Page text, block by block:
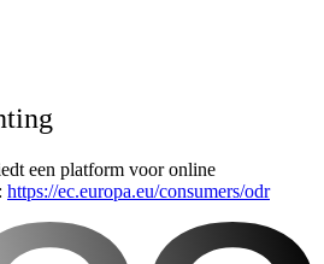
een platform voor online
https://ec.europa.eu/consumers/odr